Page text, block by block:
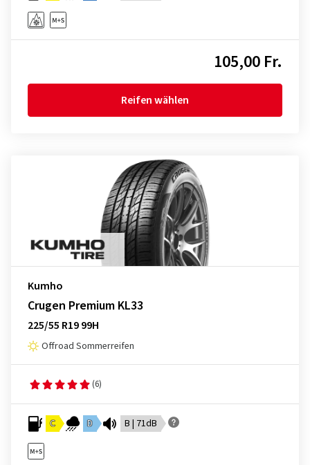
105,00 Fr.
Reifen wählen
Kumho
Crugen Premium KL33
225/55 R19 99H
Offroad Sommerreifen
(6)
C D B | 71dB